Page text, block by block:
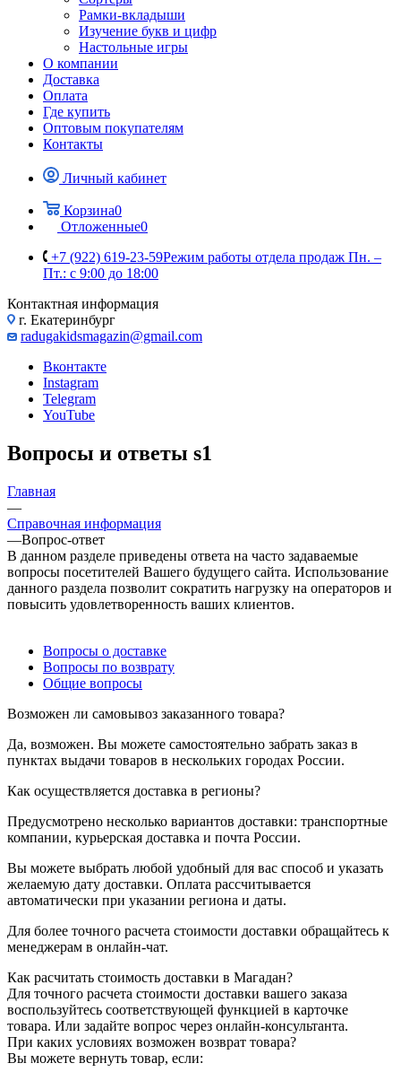
Рамки-вкладыши
Изучение букв и цифр
Настольные игры
О компании
Доставка
Оплата
Где купить
Оптовым покупателям
Контакты
Личный кабинет
Корзина0
Отложенные0
+7 (922) 619-23-59Режим работы отдела продаж Пн. –
Пт.: с 9:00 до 18:00
Контактная информация
г. Екатеринбург
radugakidsmagazin@gmail.com
Вконтакте
Instagram
Telegram
YouTube
Вопросы и ответы s1
Главная
—
Справочная информация
—Вопрос-ответ
В данном разделе приведены ответа на часто задаваемые
вопросы посетителей Вашего будущего сайта. Использование
данного раздела позволит сократить нагрузку на операторов и
повысить удовлетворенность ваших клиентов.
Вопросы о доставке
Вопросы по возврату
Общие вопросы
Возможен ли самовывоз заказанного товара?
Да, возможен. Вы можете самостоятельно забрать заказ в
пунктах выдачи товаров в нескольких городах России.
Как осуществляется доставка в регионы?
Предусмотрено несколько вариантов доставки: транспортные
компании, курьерская доставка и почта России.
Вы можете выбрать любой удобный для вас способ и указать
желаемую дату доставки. Оплата рассчитывается
автоматически при указании региона и даты.
Для более точного расчета стоимости доставки обращайтесь к
менеджерам в онлайн-чат.
Как расчитать стоимость доставки в Магадан?
Для точного расчета стоимости доставки вашего заказа
воспользуйтесь соответствующей функцией в карточке
товара. Или задайте вопрос через онлайн-консультанта.
При каких условиях возможен возврат товара?
Вы можете вернуть товар, если: